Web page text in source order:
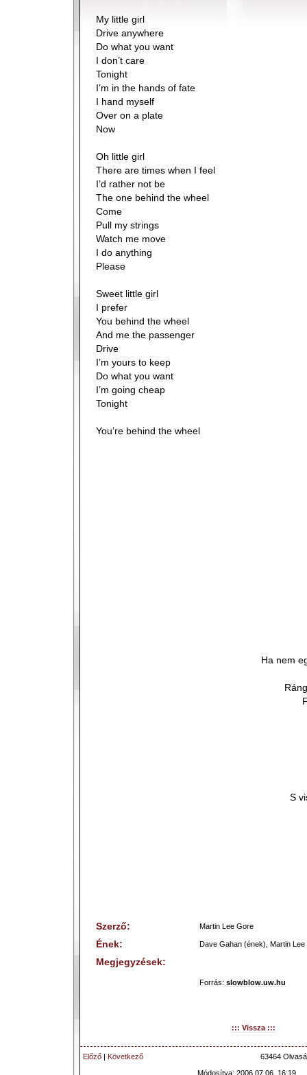
My little girl
Drive anywhere
Do what you want
I don’t care
Tonight
I’m in the hands of fate
I hand myself
Over on a plate
Now
Oh little girl
There are times when I feel
I’d rather not be
The one behind the wheel
Come
Pull my strings
Watch me move
I do anything
Please
Sweet little girl
I prefer
You behind the wheel
And me the passenger
Drive
I’m yours to keep
Do what you want
I’m going cheap
Tonight
You’re behind the wheel
Ha nem
S
Szerző: Martin Lee Gore
Ének: Dave Gahan (ének), Martin
Megjegyzések:
Forrás: slowblow.uw.hu
::: Vissza :::
Előző | Következő
63464
Módosítva: 2006.07.06. 16:19